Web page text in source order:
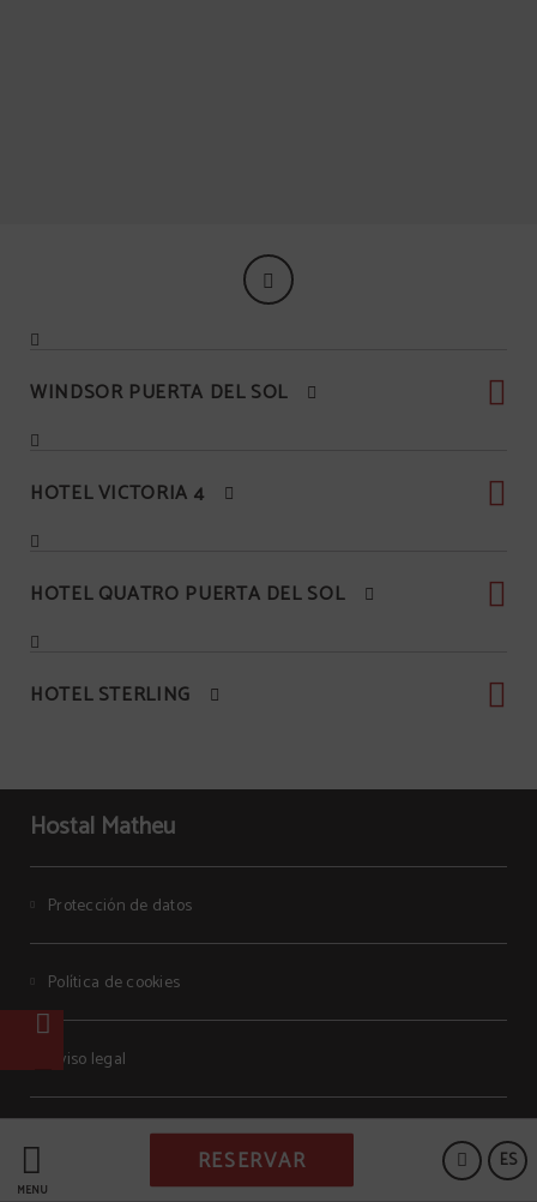
MENÚ
ES
RESERVAR
WINDSOR PUERTA DEL SOL
HOTEL VICTORIA 4
HOTEL QUATRO PUERTA DEL SOL
HOTEL STERLING
Hostal Matheu
Protección de datos
Política de cookies
Aviso legal
Powered by Keytel